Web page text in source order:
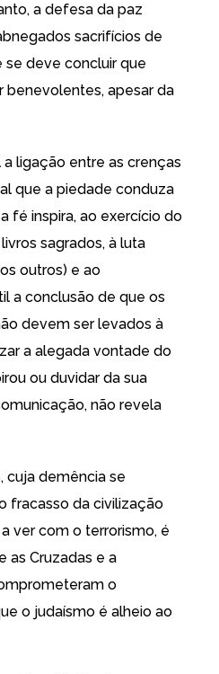
a defesa da paz
sacrifícios de
se deve concluir que
benevolentes, apesar da
ligação entre as crenças
que a piedade conduza
fé inspira, ao exercício do
sagrados, à luta
outros) e ao
a conclusão de que os
devem ser levados à
a alegada vontade do
ou duvidar da sua
não revela
cuja demência se
fracasso da civilização
ver com o terrorismo, é
as Cruzadas e a
o
o judaísmo é alheio ao